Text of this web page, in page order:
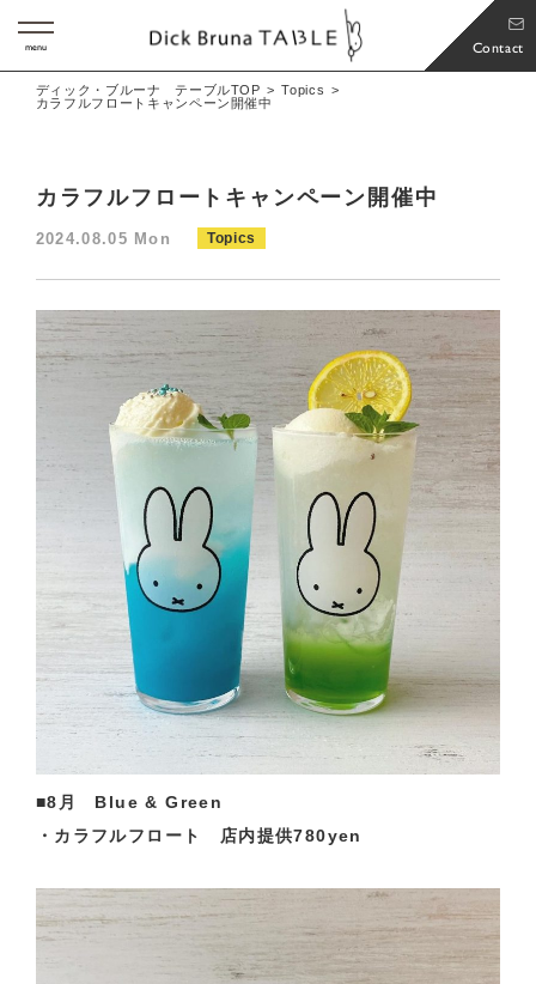
Contact
menu
ディック・ブルーナ テーブルTOP
Topics
カラフルフロートキャンペーン開催中
カラフルフロートキャンペーン開催中
2024.08.05 Mon Topics
■8月 Blue & Green
・カラフルフロート 店内提供780yen